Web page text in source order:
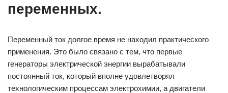
переменных.
Переменный ток долгое время не находил практического
применения. Это было связано с тем, что первые
генераторы электрической энергии вырабатывали
постоянный ток, который вполне удовлетворял
технологическим процессам электрохимии, а двигатели